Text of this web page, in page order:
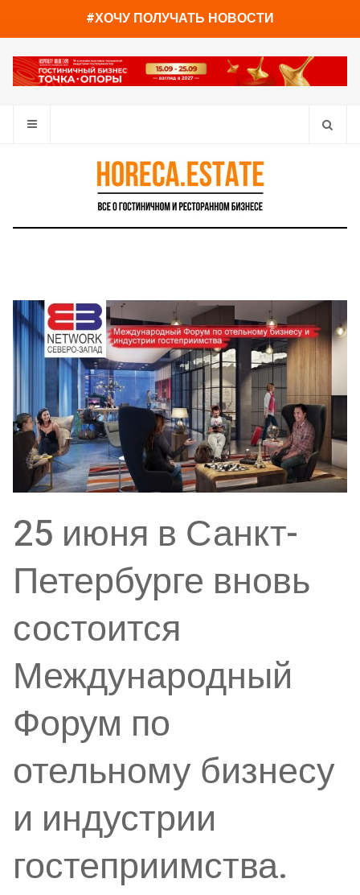
#ХОЧУ ПОЛУЧАТЬ НОВОСТИ
25 июня в Санкт-
Петербурге вновь
состоится
Международный
Форум по
отельному бизнесу
и индустрии
гостеприимства.